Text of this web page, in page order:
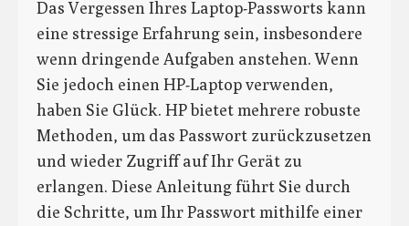
Das Vergessen Ihres Laptop-Passworts kann
eine stressige Erfahrung sein, insbesondere
wenn dringende Aufgaben anstehen. Wenn
Sie jedoch einen HP-Laptop verwenden,
haben Sie Glück. HP bietet mehrere robuste
Methoden, um das Passwort zurückzusetzen
und wieder Zugriff auf Ihr Gerät zu
erlangen. Diese Anleitung führt Sie durch
die Schritte, um Ihr Passwort mithilfe einer